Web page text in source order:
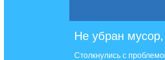
Не убран
Столкнулись с